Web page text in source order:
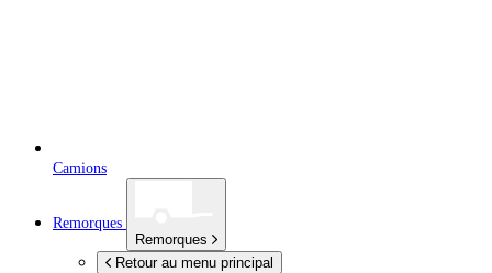
Camions
Remorques
Remorques
Retour au menu principal